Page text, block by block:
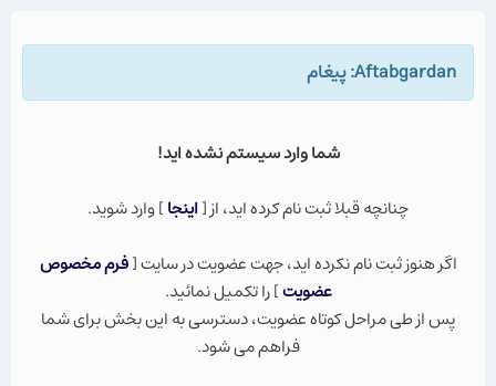
Aftabgardan: پيغام
شما وارد سيستم نشده ايد!
چنانچه قبلا ثبت نام كرده ايد، از [اينجا] وارد شويد.
اگر هنوز ثبت نام نكرده ايد، جهت عضویت در سایت [فرم مخصوص
عضویت] را تکمیل نمائید.
پس از طی مراحل کوتاه عضویت، دسترسی به این بخش برای شما
فراهم می شود.